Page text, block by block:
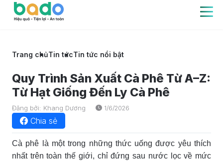
Trang chủTin tứcTin tức nổi bật
Quy Trình Sản Xuất Cà Phê Từ A–Z:
Từ Hạt Giống Đến Ly Cà Phê
Đăng bởi: Khang Dương 1/6/2026
Chia sẻ
Cà phê là một trong những thức uống được yêu thích
nhất trên toàn thế giới, chỉ đứng sau nước lọc về mức